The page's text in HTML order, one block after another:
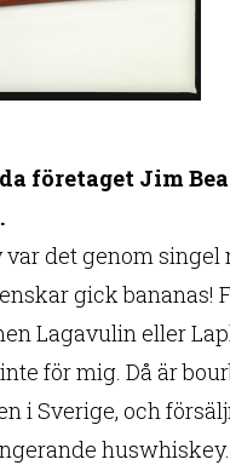
företaget Jim
det genom singel
gick bananas!
Lagavulin eller
för mig. Då är
i Sverige, och